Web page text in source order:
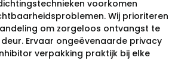
voorkomen
Wij prioriteren
om zorgeloos ontvangst te
Ervaar ongeëvenaarde privacy
verpakking praktijk bij elke